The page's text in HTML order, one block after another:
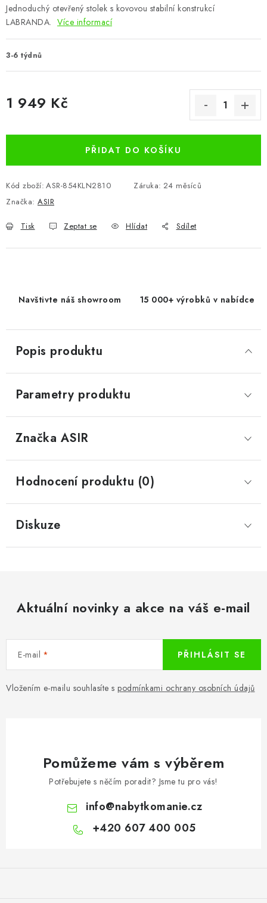
Vše o nákupu Info
Reklamace a odstoupení od smlouvy
Jednoduchý otevřený stolek s kovovou stabilní konstrukcí
LABRANDA. Více informací
3-6 týdnů
1 949 Kč
PŘIDAT DO KOŠÍKU
Kód zboží: ASR-854KLN2810 Záruka: 24 měsíců
Značka: ASIR
Tisk Zeptat se Hlídat Sdílet
Navštivte náš showroom 15 000+ výrobků v nabídce
Popis produktu
Parametry produktu
Značka ASIR
Hodnocení produktu (0)
Diskuze
Aktuální novinky a akce na váš e-mail
E-mail
Vložením e-mailu souhlasíte s podmínkami ochrany osobních údajů
PŘIHLÁSIT SE
Pomůžeme vám s výběrem
Potřebujete s něčím poradit? Jsme tu pro vás!
info@nabytkomanie.cz
+420 607 400 005